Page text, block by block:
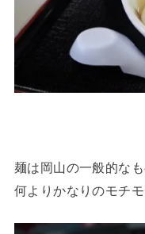
麺は岡山の一般的な
何よりかなりのモチ